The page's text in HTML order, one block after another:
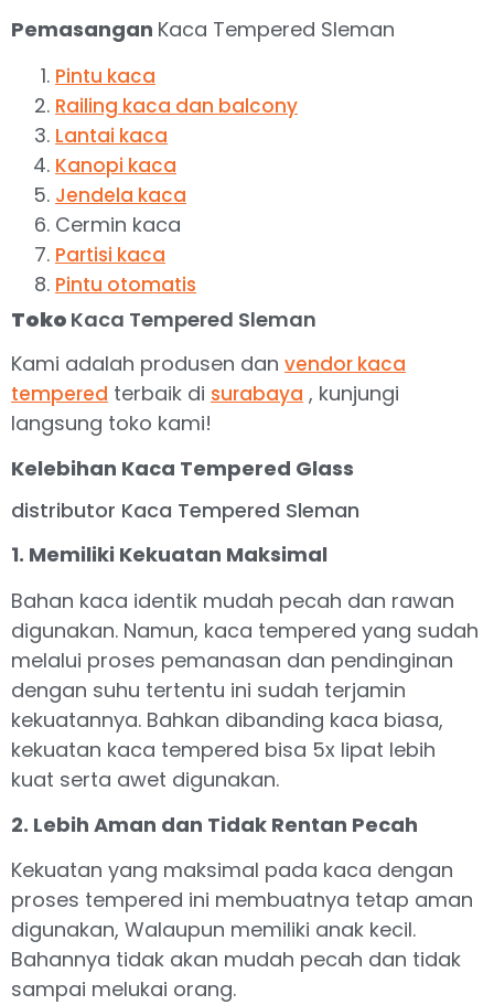
Pemasangan Kaca Tempered Sleman
Pintu kaca
Railing kaca dan balcony
Lantai kaca
Kanopi kaca
Jendela kaca
Cermin kaca
Partisi kaca
Pintu otomatis
Toko Kaca Tempered Sleman
Kami adalah produsen dan vendor kaca
tempered terbaik di surabaya , kunjungi
langsung toko kami!
Kelebihan Kaca Tempered Glass
distributor Kaca Tempered Sleman
1. Memiliki Kekuatan Maksimal
Bahan kaca identik mudah pecah dan rawan
digunakan. Namun, kaca tempered yang sudah
melalui proses pemanasan dan pendinginan
dengan suhu tertentu ini sudah terjamin
kekuatannya. Bahkan dibanding kaca biasa,
kekuatan kaca tempered bisa 5x lipat lebih
kuat serta awet digunakan.
2. Lebih Aman dan Tidak Rentan Pecah
Kekuatan yang maksimal pada kaca dengan
proses tempered ini membuatnya tetap aman
digunakan, Walaupun memiliki anak kecil.
Bahannya tidak akan mudah pecah dan tidak
sampai melukai orang.